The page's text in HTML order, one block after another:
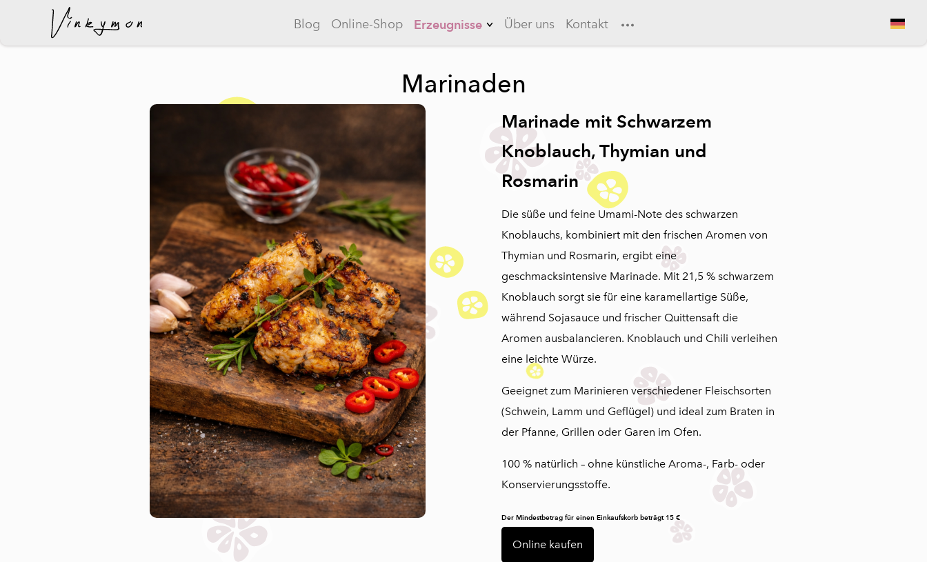
Blog Online-Shop Erzeugnisse
Knoblauch
Long Drinks
Über uns Kontakt
wurde dem Warenkorb hinzugefügt..
Marinaden
Marinade mit Schwarzem
Knoblauch, Thymian und
Rosmarin
Die süße und feine Umami-Note des schwarzen
Knoblauchs, kombiniert mit den frischen Aromen von
Thymian und Rosmarin, ergibt eine
geschmacksintensive Marinade. Mit 21,5 % schwarzem
Knoblauch sorgt sie für eine karamellartige Süße,
während Sojasauce und frischer Quittensaft die
Aromen ausbalancieren. Knoblauch und Chili verleihen
eine leichte Würze.
Geeignet zum Marinieren verschiedener Fleischsorten
(Schwein, Lamm und Geflügel) und ideal zum Braten in
der Pfanne, Grillen oder Garen im Ofen.
100 % natürlich – ohne künstliche Aroma-, Farb- oder
Konservierungsstoffe.
Der Mindestbetrag für einen Einkaufskorb beträgt 15 €
Online kaufen